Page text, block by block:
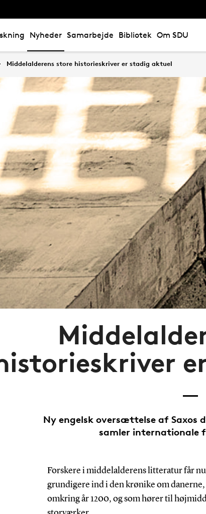
Nyheder Samarbejde Bibliotek Om SDU
Middelalderens store historieskriver er stadig aktuel
Ny engelsk oversættelse af Saxos
samler internationale
Forskere i middelalderens litteratur får
grundigere ind i den krønike om danerne,
omkring år 1200, og som hører til